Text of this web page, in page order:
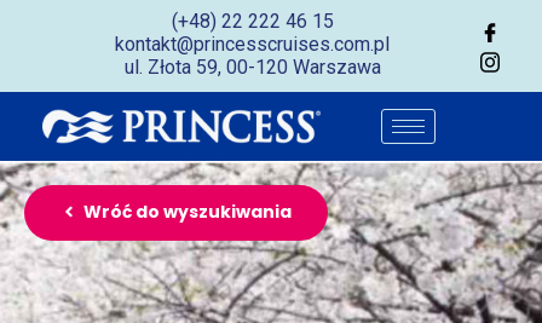
(+48) 22 222 46 15
kontakt@princesscruises.com.pl
ul. Złota 59, 00-120 Warszawa
Wróć do wyszukiwania